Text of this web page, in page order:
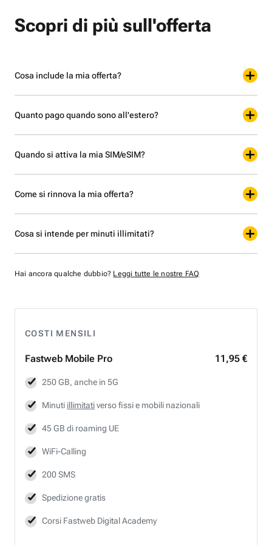
COSTI MENSILI
Fastweb Mobile Pro 11,95 €
250 GB, anche in 5G
Minuti illimitativerso fissi e mobili nazionali
45 GB di roaming UE
WiFi-Calling
200 SMS
Spedizione gratis
Corsi Fastweb Digital Academy
Scopri di più sull'offerta
Cosa include la mia offerta?
Quanto pago quando sono all'estero?
Quando si attiva la mia SIM/eSIM?
Come si rinnova la mia offerta?
Cosa si intende per minuti illimitati?
Hai ancora qualche dubbio? Leggi tutte le nostre FAQ